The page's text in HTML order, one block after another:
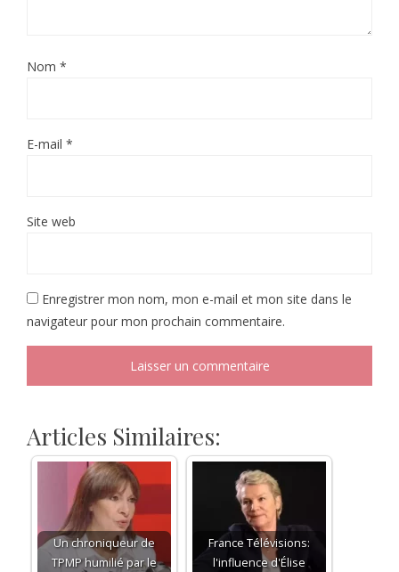
Nom *
E-mail *
Site web
Enregistrer mon nom, mon e-mail et mon site dans le
navigateur pour mon prochain commentaire.
Articles Similaires:
Un chroniqueur de
TPMP humilié par le
France Télévisions:
l'influence d'Élise